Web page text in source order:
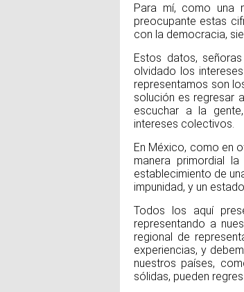
Para mí, como una
preocupante estas
con la democracia,
Estos datos,
olvidado los
representamos son
solución es regresar
escuchar a la
intereses colectivos.
En México, como en
manera primordial
establecimiento de
impunidad, y un
Todos los aquí
representando a
regional de
experiencias, y
nuestros países,
sólidas, pueden